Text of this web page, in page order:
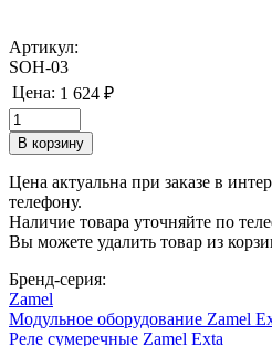
Артикул:
SOH-03
Цена: 1 624 ₽
Цена актуальна при заказе в
телефону.
Наличие товара уточняйте по
Вы можете удалить товар из
Бренд-серия:
Zamel
Модульное оборудование Zamel
Реле сумеречные Zamel Exta